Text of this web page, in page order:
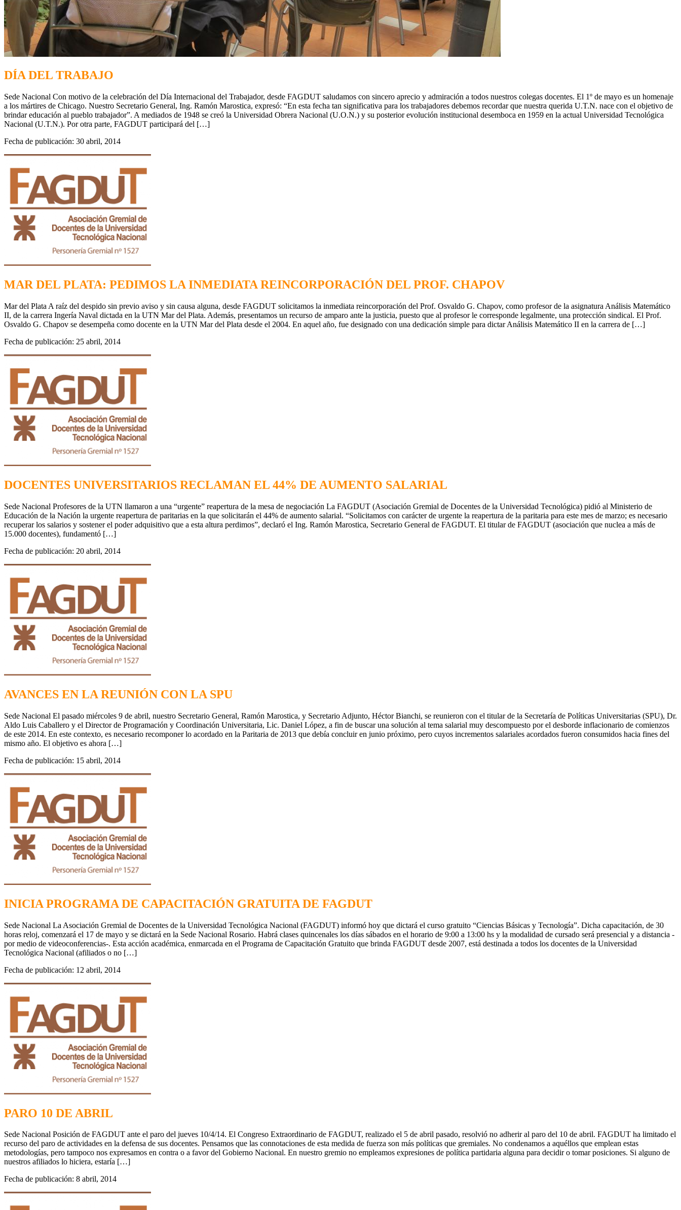
DÍA DEL TRABAJO
Sede Nacional Con motivo de la celebración del Día Internacional del Trabajador, desde FAGDUT saludamos con sincero aprecio y admiración a todos nuestros colegas docentes. El 1º de mayo es un homenaje
a los mártires de Chicago. Nuestro Secretario General, Ing. Ramón Marostica, expresó: “En esta fecha tan significativa para los trabajadores debemos recordar que nuestra querida U.T.N. nace con el objetivo de
brindar educación al pueblo trabajador”. A mediados de 1948 se creó la Universidad Obrera Nacional (U.O.N.) y su posterior evolución institucional desemboca en 1959 en la actual Universidad Tecnológica
Nacional (U.T.N.). Por otra parte, FAGDUT participará del […]
Fecha de publicación: 30 abril, 2014
MAR DEL PLATA: PEDIMOS LA INMEDIATA REINCORPORACIÓN DEL PROF. CHAPOV
Mar del Plata A raíz del despido sin previo aviso y sin causa alguna, desde FAGDUT solicitamos la inmediata reincorporación del Prof. Osvaldo G. Chapov, como profesor de la asignatura Análisis Matemático
II, de la carrera Ingería Naval dictada en la UTN Mar del Plata. Además, presentamos un recurso de amparo ante la justicia, puesto que al profesor le corresponde legalmente, una protección sindical. El Prof.
Osvaldo G. Chapov se desempeña como docente en la UTN Mar del Plata desde el 2004. En aquel año, fue designado con una dedicación simple para dictar Análisis Matemático II en la carrera de […]
Fecha de publicación: 25 abril, 2014
DOCENTES UNIVERSITARIOS RECLAMAN EL 44% DE AUMENTO SALARIAL
Sede Nacional Profesores de la UTN llamaron a una “urgente” reapertura de la mesa de negociación La FAGDUT (Asociación Gremial de Docentes de la Universidad Tecnológica) pidió al Ministerio de
Educación de la Nación la urgente reapertura de paritarias en la que solicitarán el 44% de aumento salarial. “Solicitamos con carácter de urgente la reapertura de la paritaria para este mes de marzo; es necesario
recuperar los salarios y sostener el poder adquisitivo que a esta altura perdimos”, declaró el Ing. Ramón Marostica, Secretario General de FAGDUT. El titular de FAGDUT (asociación que nuclea a más de
15.000 docentes), fundamentó […]
Fecha de publicación: 20 abril, 2014
AVANCES EN LA REUNIÓN CON LA SPU
Sede Nacional El pasado miércoles 9 de abril, nuestro Secretario General, Ramón Marostica, y Secretario Adjunto, Héctor Bianchi, se reunieron con el titular de la Secretaría de Políticas Universitarias (SPU), Dr.
Aldo Luis Caballero y el Director de Programación y Coordinación Universitaria, Lic. Daniel López, a fin de buscar una solución al tema salarial muy descompuesto por el desborde inflacionario de comienzos
de este 2014. En este contexto, es necesario recomponer lo acordado en la Paritaria de 2013 que debía concluir en junio próximo, pero cuyos incrementos salariales acordados fueron consumidos hacia fines del
mismo año. El objetivo es ahora […]
Fecha de publicación: 15 abril, 2014
INICIA PROGRAMA DE CAPACITACIÓN GRATUITA DE FAGDUT
Sede Nacional La Asociación Gremial de Docentes de la Universidad Tecnológica Nacional (FAGDUT) informó hoy que dictará el curso gratuito “Ciencias Básicas y Tecnología”. Dicha capacitación, de 30
horas reloj, comenzará el 17 de mayo y se dictará en la Sede Nacional Rosario. Habrá clases quincenales los días sábados en el horario de 9:00 a 13:00 hs y la modalidad de cursado será presencial y a distancia -
por medio de videoconferencias-. Esta acción académica, enmarcada en el Programa de Capacitación Gratuito que brinda FAGDUT desde 2007, está destinada a todos los docentes de la Universidad
Tecnológica Nacional (afiliados o no […]
Fecha de publicación: 12 abril, 2014
PARO 10 DE ABRIL
Sede Nacional Posición de FAGDUT ante el paro del jueves 10/4/14. El Congreso Extraordinario de FAGDUT, realizado el 5 de abril pasado, resolvió no adherir al paro del 10 de abril. FAGDUT ha limitado el
recurso del paro de actividades en la defensa de sus docentes. Pensamos que las connotaciones de esta medida de fuerza son más políticas que gremiales. No condenamos a aquéllos que emplean estas
metodologías, pero tampoco nos expresamos en contra o a favor del Gobierno Nacional. En nuestro gremio no empleamos expresiones de política partidaria alguna para decidir o tomar posiciones. Si alguno de
nuestros afiliados lo hiciera, estaría […]
Fecha de publicación: 8 abril, 2014